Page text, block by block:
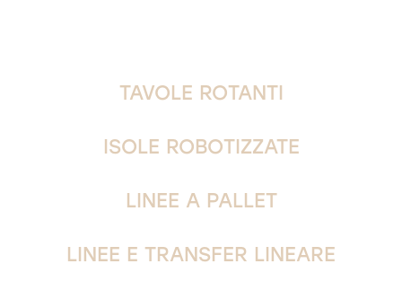
TAVOLE ROTANTI
ISOLE ROBOTIZZATE
LINEE A PALLET
LINEE E TRANSFER LINEARE